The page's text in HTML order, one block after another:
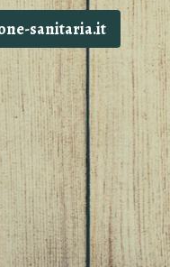
sanitaria.it